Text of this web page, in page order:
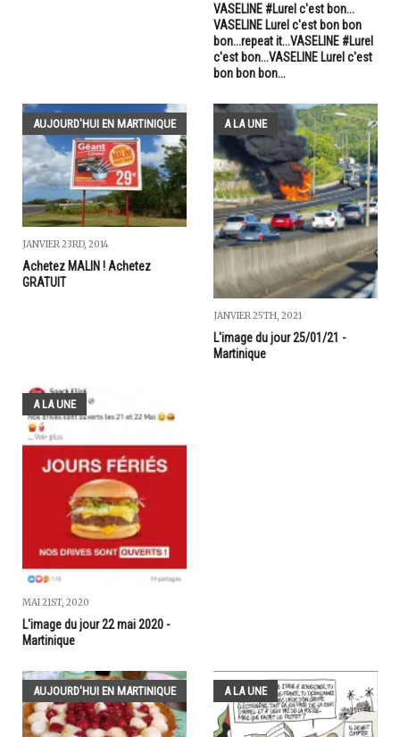
VASELINE #Lurel c'est bon...
VASELINE Lurel c'est bon bon
bon...repeat it...VASELINE #Lurel
c'est bon...VASELINE Lurel c'est
bon bon bon...
AUJOURD'HUI EN MARTINIQUE
JANVIER 23RD, 2014
Achetez MALIN ! Achetez
GRATUIT
A LA UNE
JANVIER 25TH, 2021
L'image du jour 25/01/21 -
Martinique
A LA UNE
MAI 21ST, 2020
L'image du jour 22 mai 2020 -
Martinique
AUJOURD'HUI EN MARTINIQUE A LA UNE